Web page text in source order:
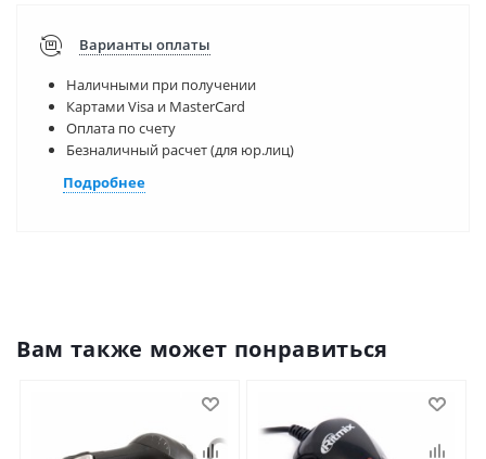
Варианты оплаты
Наличными при получении
Картами Visa и MasterCard
Оплата по счету
Безналичный расчет (для юр.лиц)
Подробнее
Вам также может понравиться